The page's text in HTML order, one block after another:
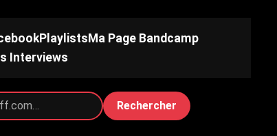
Playlists Ma Page Bandcamp
Interviews
Rechercher